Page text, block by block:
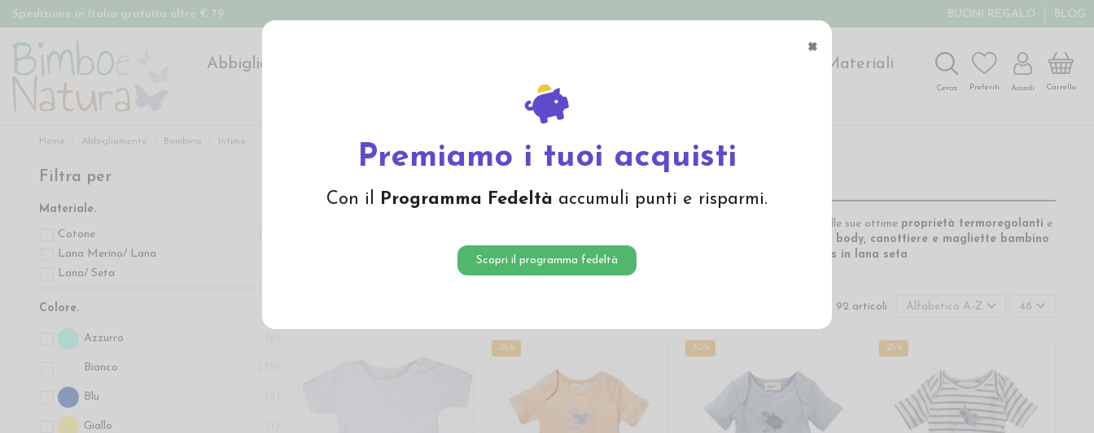
×
Premiamo i tuoi acquisti
Con il Programma Fedeltà accumuli punti e risparmi.
Scopri il programma fedeltà
Spedizione in Italia gratuita oltre € 79 BUONI REGALO BLOG
Abbigliamento
Materiali
Offerte
Cerca Preferiti Accedi Carrello
Home Abbigliamento Bambino Intimo
è molto morbida e confortevole sulla pelle ed è perfetta tutto l'anno grazie alle sue ottime proprietà termoregolanti e
body, canottiere e magliette bambino
Lana Seta e Cotone Biologico, slip bambino leggings in lana seta
Visualizzati 1-48 su 92 articoli Alfabetico A-Z 48
-25% -30% -25%
Filtra per
Materiale.
Cotone
Lana Merino/ Lana
Lana/ Seta
Colore.
Azzurro
Bianco
Blu
Giallo